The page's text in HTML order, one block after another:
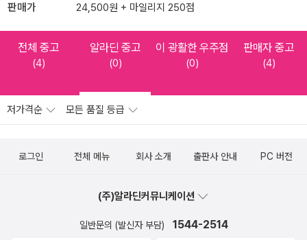
판매가 24,500원 + 마일리지 250점
전체 중고
(4)
알라딘 중고
(0)
이 광활한 우주점
(0)
판매자 중고
(4)
저가격순 모든 품질 등급
로그인 전체 메뉴 회사 소개 출판사 안내 PC 버전
(주)알라딘커뮤니케이션
일반문의 (발신자 부담) 1544-2514